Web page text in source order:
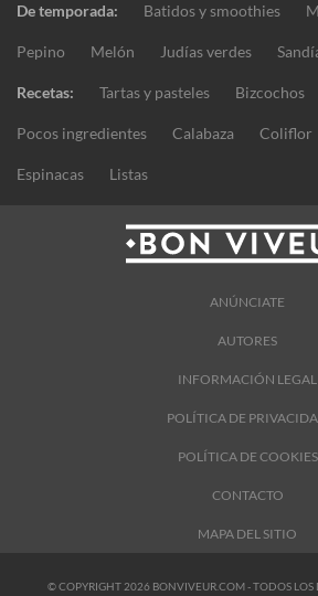
De temporada: Batidos y smoothies
Pepino Melón Judías verdes
Recetas: Tartas y pasteles Bizcochos
Pocos ingredientes Calabaza Coliflor
Espinacas Listas
ANÚNCIATE
AUTORES
INFORMACIÓN LEGAL
POLÍTICA DE
POLÍTICA DE COOKIES
CONTACTO
MAPA DEL SITIO
© COPYRIGHT 2026 BONVIVEUR.COM - TODOS LOS